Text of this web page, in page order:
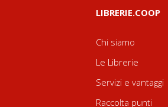
LIBRERIE.COOP
Chi siamo
Le Librerie
Servizi e vantaggi
Raccolta punti